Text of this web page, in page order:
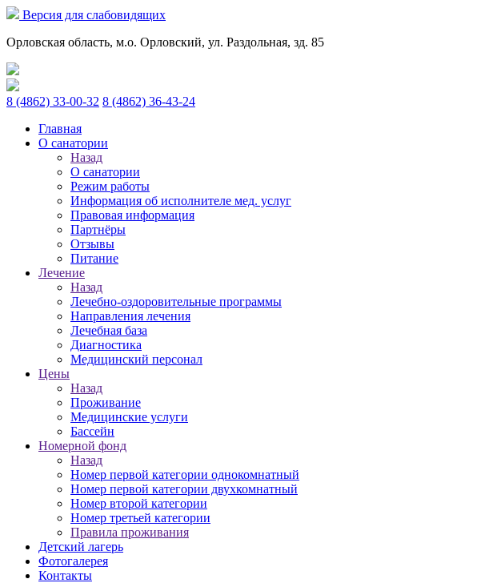
Версия для слабовидящих
Орловская область, м.о. Орловский, ул. Раздольная, зд. 85
8 (4862) 33-00-32 8 (4862) 36-43-24
Главная
О санатории
Назад
О санатории
Режим работы
Информация об исполнителе мед. услуг
Правовая информация
Партнёры
Отзывы
Питание
Лечение
Назад
Лечебно-оздоровительные программы
Направления лечения
Лечебная база
Диагностика
Медицинский персонал
Цены
Назад
Проживание
Медицинские услуги
Бассейн
Номерной фонд
Назад
Номер первой категории однокомнатный
Номер первой категории двухкомнатный
Номер второй категории
Номер третьей категории
Правила проживания
Детский лагерь
Фотогалерея
Контакты